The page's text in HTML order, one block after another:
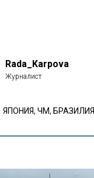
Rada_Karpova
ЯПОНИЯ, ЧМ, БРАЗИЛИЯ